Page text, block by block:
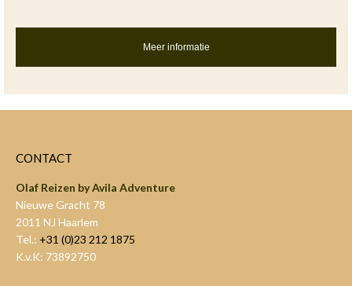
Meer informatie
CONTACT
Olaf Reizen by Avila Adventure
Nieuwe Gracht 78
2011 NJ Haarlem
Tel.: +31 (0)23 212 1875
K.v.K: 73892750